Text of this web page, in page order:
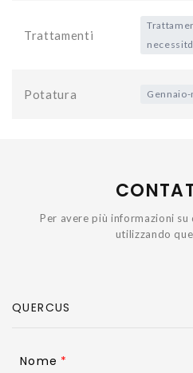
Trattamenti
Potatura
Per avere più informazioni
utilizzando
Nome